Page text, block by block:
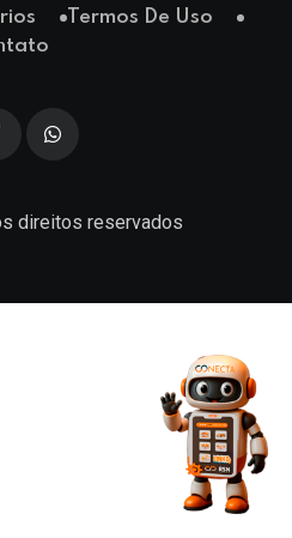
Termos De Uso
direitos reservados